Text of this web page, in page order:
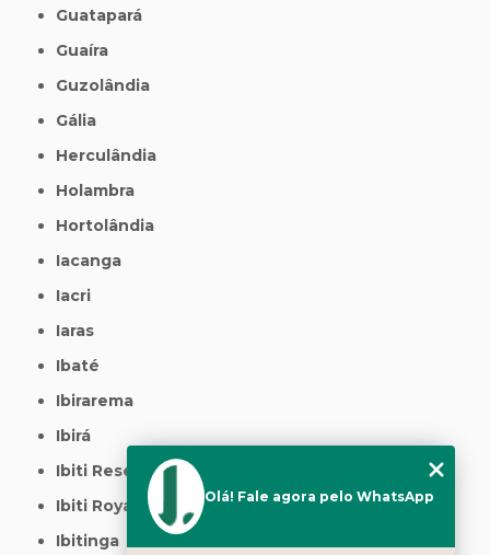
Guatapará
Guaíra
Guzolândia
Gália
Herculândia
Holambra
Hortolândia
Iacanga
Iacri
Iaras
Ibaté
Ibirarema
Ibirá
Ibiti Reserva
Ibiti Royal
Ibitinga
Olá! Fale agora pelo WhatsApp